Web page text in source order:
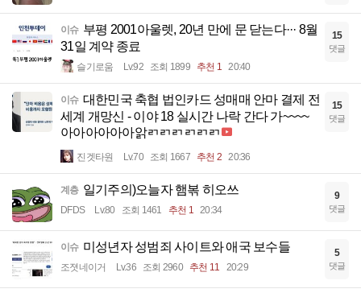
이슈 부평 2001아울렛, 20년 만에 문 닫는다··· 8월
31일 계약 종료
슬기로움 Lv.92 조회 1899 추천 1 20:40
15
댓글
이슈 대한민국 축협 법인카드 성매매 안마 결제 전
세계 개망신 - 이야 18 실시간 나락 간다 가~~~~
아아아아아아앍ㄺㄺㄺㄺㄺㄺ
진겟타원 Lv.70 조회 1667 추천 2 20:36
15
댓글
계층 일기주의)오늘자 햄볶 히오쓰
DFDS Lv.80 조회 1461 추천 1 20:34
9
댓글
이슈 미성년자 성범죄 사이트와 애국 보수들
조졋네이거 Lv.36 조회 2960 추천 11 20:29
5
댓글